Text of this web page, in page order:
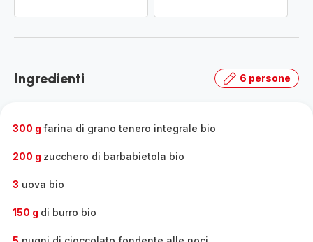
Ingredienti 6 persone
300 g farina di grano tenero integrale bio
200 g zucchero di barbabietola bio
3 uova bio
150 g di burro bio